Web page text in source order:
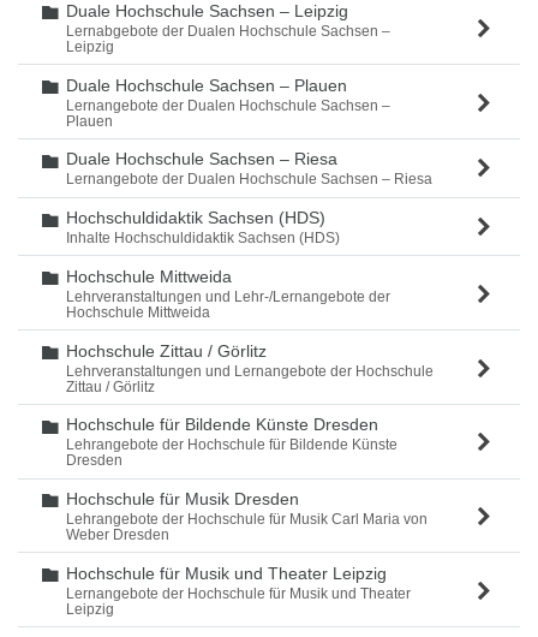
Ordner
Duale Hochschule Sachsen – Leipzig
Lernabgebote der Dualen Hochschule Sachsen –
Leipzig
Ordner
Duale Hochschule Sachsen – Plauen
Lernangebote der Dualen Hochschule Sachsen –
Plauen
Ordner
Duale Hochschule Sachsen – Riesa
Lernangebote der Dualen Hochschule Sachsen – Riesa
Ordner
Hochschuldidaktik Sachsen (HDS)
Inhalte Hochschuldidaktik Sachsen (HDS)
Ordner
Hochschule Mittweida
Lehrveranstaltungen und Lehr-/Lernangebote der
Hochschule Mittweida
Ordner
Hochschule Zittau / Görlitz
Lehrveranstaltungen und Lernangebote der Hochschule
Zittau / Görlitz
Ordner
Hochschule für Bildende Künste Dresden
Lehrangebote der Hochschule für Bildende Künste
Dresden
Ordner
Hochschule für Musik Dresden
Lehrangebote der Hochschule für Musik Carl Maria von
Weber Dresden
Ordner
Hochschule für Musik und Theater Leipzig
Lernangebote der Hochschule für Musik und Theater
Leipzig